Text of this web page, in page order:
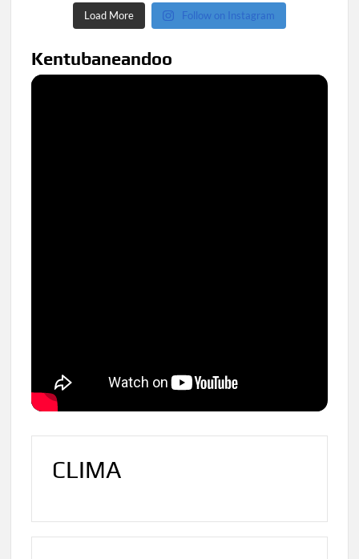
Load More Follow on Instagram
Kentubaneandoo
CLIMA